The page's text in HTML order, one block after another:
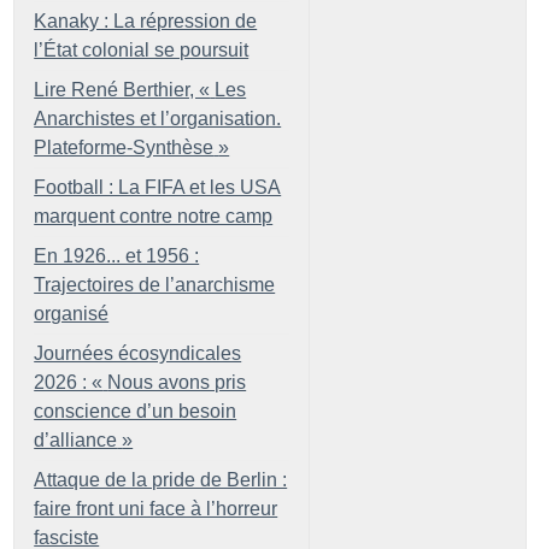
Kanaky : La répression de
l’État colonial se poursuit
Lire René Berthier, « Les
Anarchistes et l’organisation.
Plateforme-Synthèse »
Football : La FIFA et les USA
marquent contre notre camp
En 1926... et 1956 :
Trajectoires de l’anarchisme
organisé
Journées écosyndicales
2026 : « Nous avons pris
conscience d’un besoin
d’alliance »
Attaque de la pride de Berlin :
faire front uni face à l’horreur
fasciste